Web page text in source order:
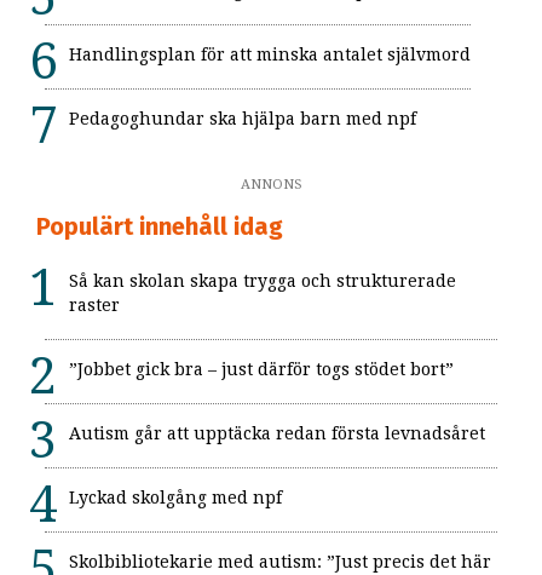
Handlingsplan för att minska antalet självmord
Pedagoghundar ska hjälpa barn med npf
ANNONS
Populärt innehåll idag
Så kan skolan skapa trygga och strukturerade
raster
”Jobbet gick bra – just därför togs stödet bort”
Autism går att upptäcka redan första levnadsåret
Lyckad skolgång med npf
Skolbibliotekarie med autism: ”Just precis det här